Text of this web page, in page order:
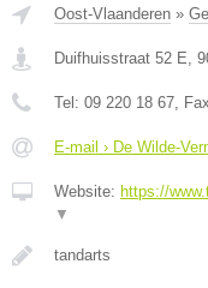
Oost-Vlaanderen »
Duifhuisstraat 52 E,
Tel: 09 220 18 67,
E-mail › De Wilde-
Website: https://
▼
tandarts